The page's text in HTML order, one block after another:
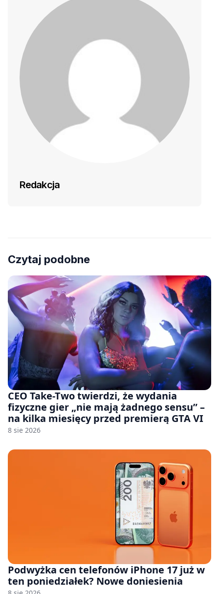
Redakcja
Czytaj podobne
CEO Take-Two twierdzi, że wydania
fizyczne gier „nie mają żadnego sensu” –
na kilka miesięcy przed premierą GTA VI
8 sie 2026
Podwyżka cen telefonów iPhone 17 już w
ten poniedziałek? Nowe doniesienia